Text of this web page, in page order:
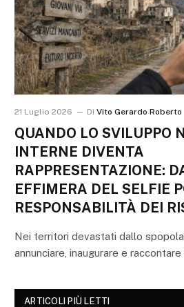
21 Luglio 2026 Di Vito Gerardo Roberto
QUANDO LO SVILUPPO
INTERNE DIVENTA
RAPPRESENTAZIONE:
EFFIMERA DEL SELFIE
RESPONSABILITÀ DEI
Nei territori devastati dallo
annunciare, inaugurare e
ARTICOLI PIÙ LETTI